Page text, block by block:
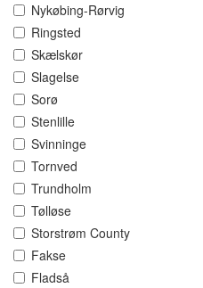
Nykøbing-Rørvig
Ringsted
Skælskør
Slagelse
Sorø
Stenlille
Svinninge
Tornved
Trundholm
Tølløse
Storstrøm County
Fakse
Fladså